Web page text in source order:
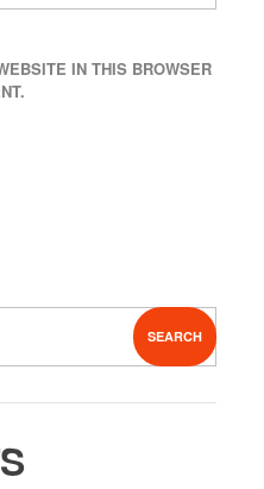
IN THIS BROWSER
SEARCH